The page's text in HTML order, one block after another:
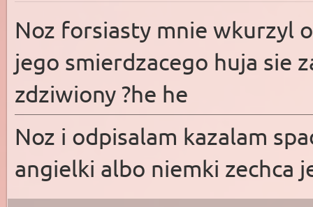
Noz forsiasty mnie wkurzyl
jego smierdzacego huja sie
zdziwiony ?he he
Noz i odpisalam kazalam
angielki albo niemki zechca